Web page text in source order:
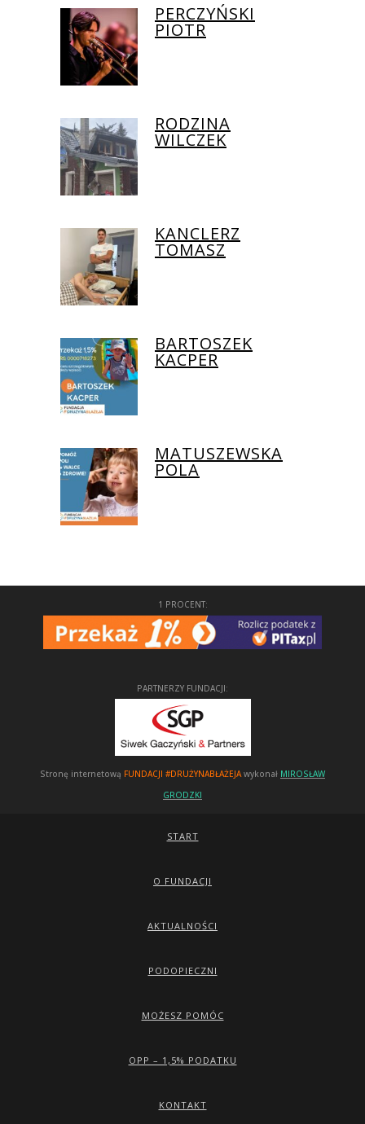
PERCZYŃSKI
PIOTR
RODZINA
WILCZEK
KANCLERZ
TOMASZ
BARTOSZEK
KACPER
MATUSZEWSKA
POLA
1 PROCENT:
PARTNERZY FUNDACJI:
Stronę internetową FUNDACJI #DRUŻYNABŁAŻEJAwykonał MIROSŁAW
GRODZKI
START
O FUNDACJI
AKTUALNOŚCI
PODOPIECZNI
MOŻESZ POMÓC
OPP – 1,5% PODATKU
KONTAKT